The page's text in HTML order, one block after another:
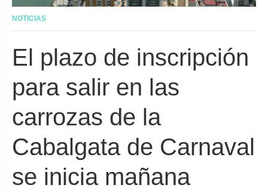
NOTICIAS
El plazo de inscripción
para salir en las
carrozas de la
Cabalgata de Carnaval
se inicia mañana